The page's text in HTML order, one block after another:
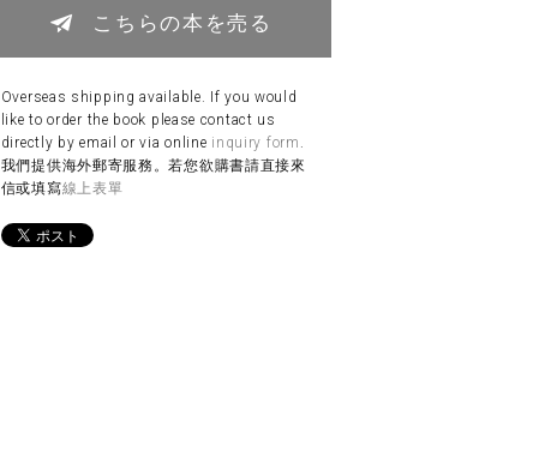
こちらの本を売る
Overseas shipping available. If you would
like to order the book please contact us
directly by email or via online inquiry form .
我們提供海外郵寄服務。若您欲購書請直接來
信或填寫線上表單